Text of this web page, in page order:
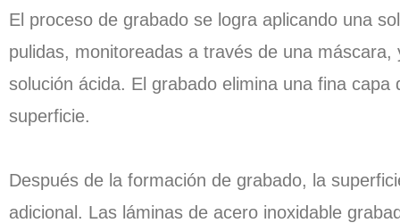
El proceso de grabado se logra aplicando una
pulidas, monitoreadas a través de una
solución ácida. El grabado elimina una fina
superficie.
Después de la formación de grabado, la
adicional. Las láminas de acero inoxidable